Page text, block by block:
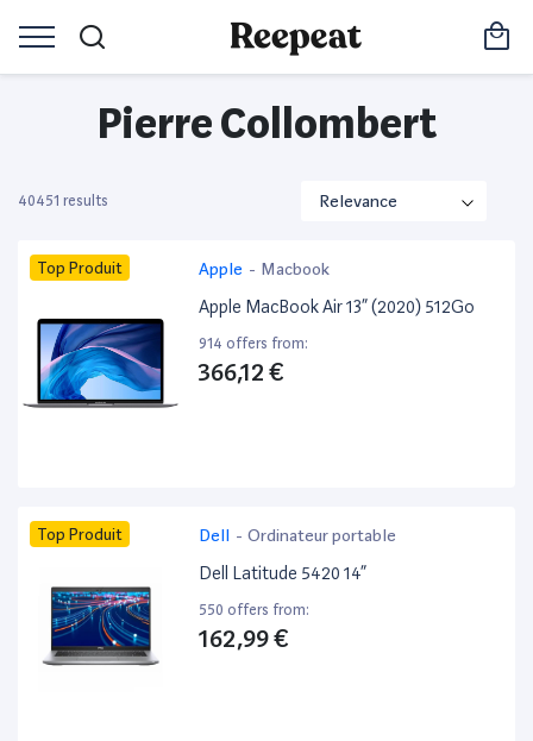
Pierre Collombert
40451 results
Top Produit Apple - Macbook
Apple MacBook Air 13” (2020) 512Go
914 offers from:
366,12 €
Top Produit Dell - Ordinateur portable
Dell Latitude 5420 14”
550 offers from:
162,99 €